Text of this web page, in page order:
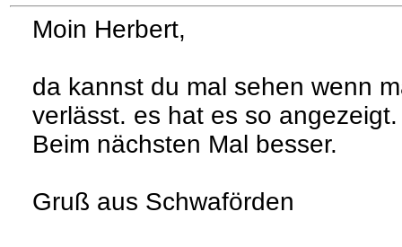
Moin Herbert,
da kannst du mal sehen wenn
verlässt. es hat es so angezeigt.
Beim nächsten Mal besser.
Gruß aus Schwaförden